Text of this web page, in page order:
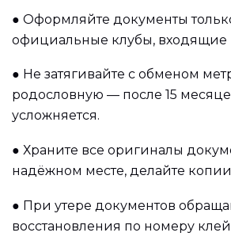
● Оформляйте документы
официальные клубы, входящие
● Не затягивайте с обменом
родословную — после 15
усложняется.
● Храните все оригиналы
надёжном месте, делайте
● При утере документов
восстановления по номеру